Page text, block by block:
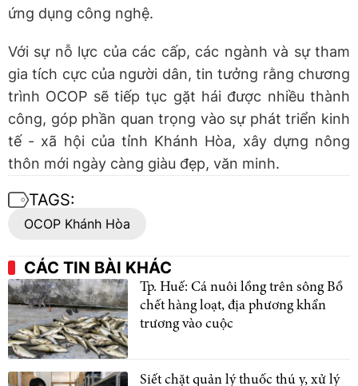
ứng dụng công nghệ.
Với sự nỗ lực của các cấp, các ngành và sự tham
gia tích cực của người dân, tin tưởng rằng chương
trình OCOP sẽ tiếp tục gặt hái được nhiều thành
công, góp phần quan trọng vào sự phát triển kinh
tế - xã hội của tỉnh Khánh Hòa, xây dựng nông
thôn mới ngày càng giàu đẹp, văn minh.
TAGS:
OCOP Khánh Hòa
CÁC TIN BÀI KHÁC
Tp. Huế: Cá nuôi lồng trên sông Bồ
chết hàng loạt, địa phương khẩn
trương vào cuộc
Siết chặt quản lý thuốc thú y, xử lý